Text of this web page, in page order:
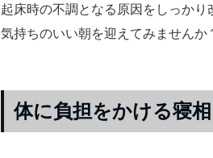
起床時の不調となる原因をしっかり
気持ちのいい朝を迎えてみませんか
体に負担をかける寝相